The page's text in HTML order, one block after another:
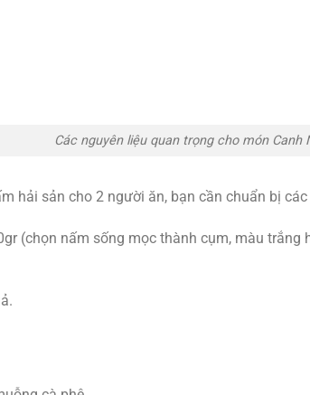
Các nguyên liệu quan trọng cho món Canh
hải sản cho 2 người ăn, bạn cần chuẩn bị
(chọn nấm sống mọc thành cụm, màu trắng